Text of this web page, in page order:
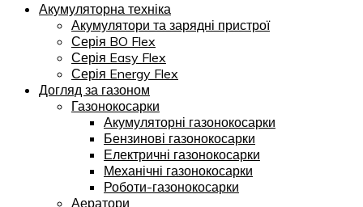
Акумуляторна техніка
Акумулятори та зарядні пристрої
Серія BO Flex
Серія Easy Flex
Серія Energy Flex
Догляд за газоном
Газонокосарки
Акумуляторні газонокосарки
Бензинові газонокосарки
Електричні газонокосарки
Механічні газонокосарки
Роботи-газонокосарки
Аератори